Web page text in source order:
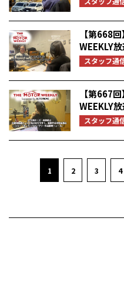
【第668
WEEKLY
スタッフ通
【第667
WEEKLY
スタッフ通
1 2 3 4